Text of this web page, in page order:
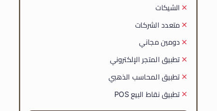
الشيكات
متعدد الشركات
دومين مجاني
تطبيق المتجر الإلكتروني
تطبيق المحاسب الذهبي
تطبيق نقاط البيع POS